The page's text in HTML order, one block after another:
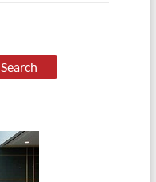
Search